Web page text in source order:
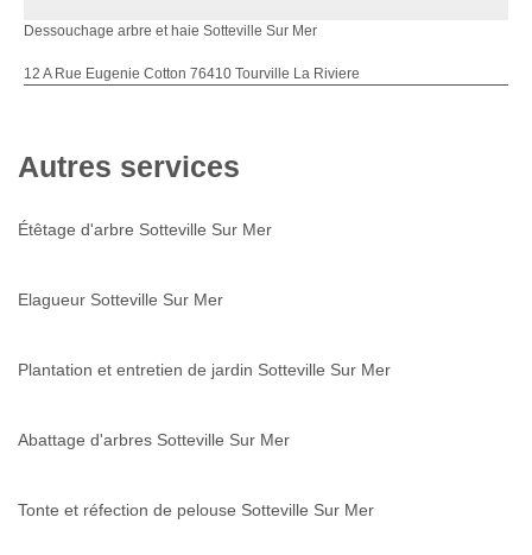
Dessouchage arbre et haie Sotteville Sur Mer
12 A Rue Eugenie Cotton 76410 Tourville La Riviere
Autres services
Étêtage d'arbre Sotteville Sur Mer
Elagueur Sotteville Sur Mer
Plantation et entretien de jardin Sotteville Sur Mer
Abattage d'arbres Sotteville Sur Mer
Tonte et réfection de pelouse Sotteville Sur Mer